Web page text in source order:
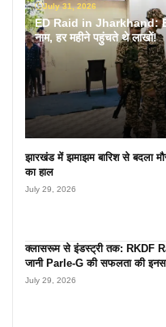
July 31, 2026
ED Raid in Jharkhand:
नाम, हर महीने पहुंचते थे लाखों!
झारखंड में झमाझम बारिश से बदला
का हाल
July 29, 2026
क्लासरूम से इंडस्ट्री तक: RKDF
जानी Parle-G की सफलता की
July 29, 2026